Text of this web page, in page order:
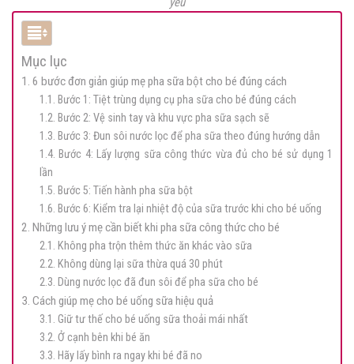
Mục lục
1. 6 bước đơn giản giúp mẹ pha sữa bột cho bé đúng cách
1.1. Bước 1: Tiệt trùng dụng cụ pha sữa cho bé đúng cách
1.2. Bước 2: Vệ sinh tay và khu vực pha sữa sạch sẽ
1.3. Bước 3: Đun sôi nước lọc để pha sữa theo đúng hướng dẫn
1.4. Bước 4: Lấy lượng sữa công thức vừa đủ cho bé sử dụng 1
lần
1.5. Bước 5: Tiến hành pha sữa bột
1.6. Bước 6: Kiểm tra lại nhiệt độ của sữa trước khi cho bé uống
2. Những lưu ý mẹ cần biết khi pha sữa công thức cho bé
2.1. Không pha trộn thêm thức ăn khác vào sữa
2.2. Không dùng lại sữa thừa quá 30 phút
2.3. Dùng nước lọc đã đun sôi để pha sữa cho bé
3. Cách giúp mẹ cho bé uống sữa hiệu quả
3.1. Giữ tư thế cho bé uống sữa thoải mái nhất
3.2. Ở cạnh bên khi bé ăn
3.3. Hãy lấy bình ra ngay khi bé đã no